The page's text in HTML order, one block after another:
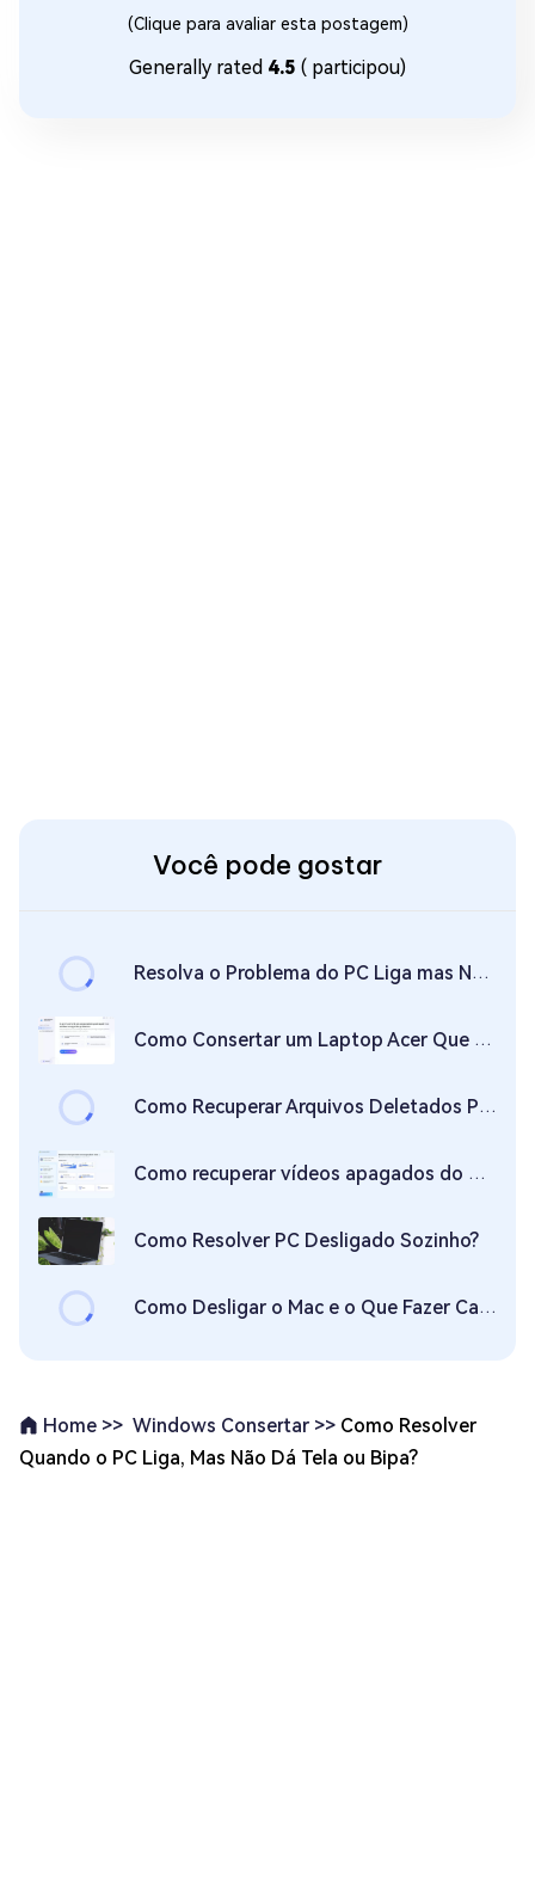
(Clique para avaliar esta postagem)
Generally rated 4.5 ( participou)
Você pode gostar
Resolva o Problema do PC Liga mas Não Dá Vídeo nem Teclado
Como Consertar um Laptop Acer Que Não Liga
Como Recuperar Arquivos Deletados Permanentemente do Meu PC?
Como recuperar vídeos apagados do meu PC?
Como Resolver PC Desligado Sozinho?
Como Desligar o Mac e o Que Fazer Caso Ele Travar [5 Soluções]
Home >> Windows Consertar >> Como Resolver
Quando o PC Liga, Mas Não Dá Tela ou Bipa?